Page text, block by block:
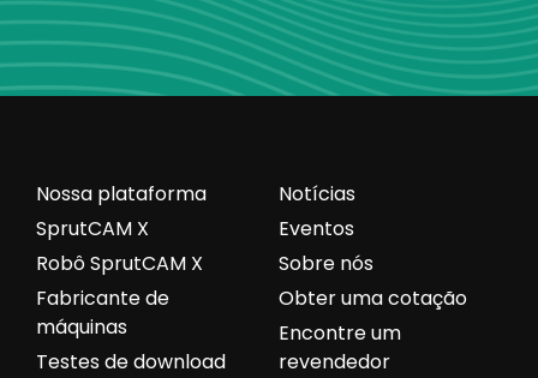
Notícias
Eventos
Sobre nós
Obter uma cotação
Encontre um
revendedor
Nossa plataforma
SprutCAM X
Robô SprutCAM X
Fabricante de
máquinas
Testes de download